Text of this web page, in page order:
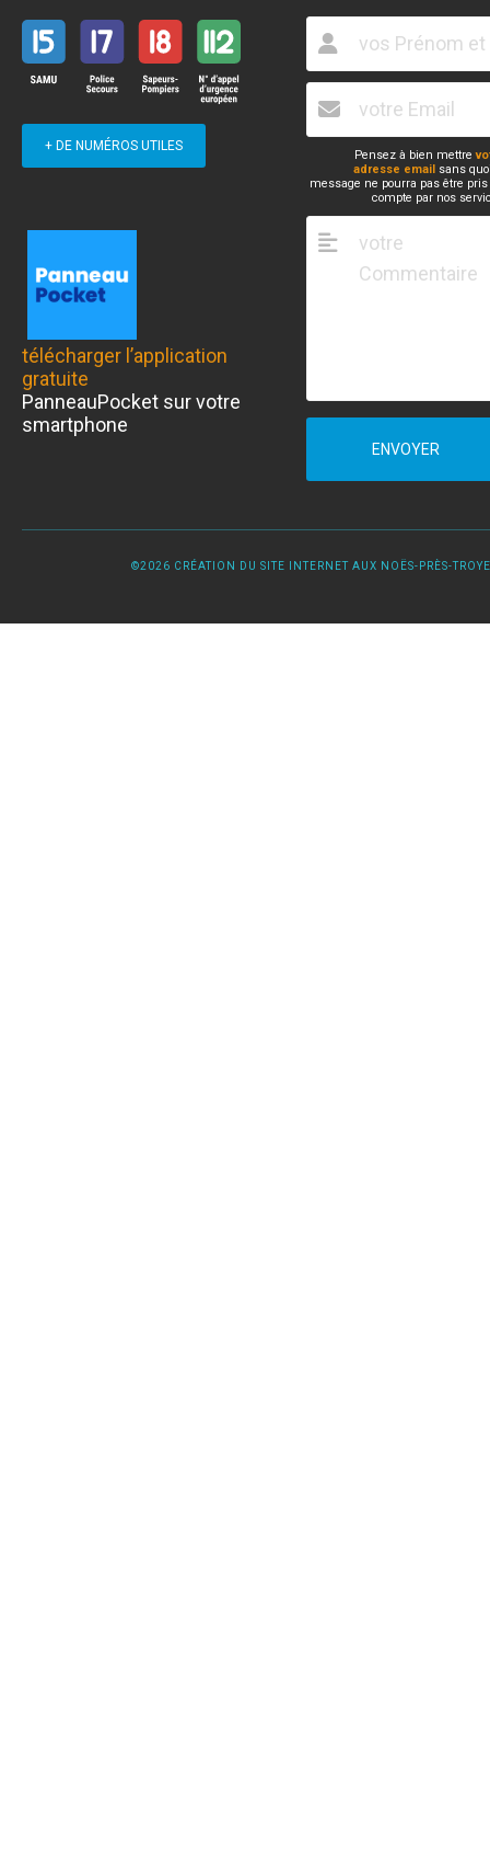
+ DE NUMÉROS UTILES
télécharger l’application
gratuite
PanneauPocket sur votre
smartphone
Pensez à bien mettre
adresse email sans
message ne pourra pas être
compte par nos
ENVOYER
©2026 CRÉATION DU SITE INTERNET AUX NOËS-PRÈS-